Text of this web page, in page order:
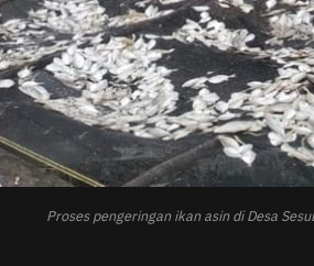
Proses pengeringan ikan asin di Desa